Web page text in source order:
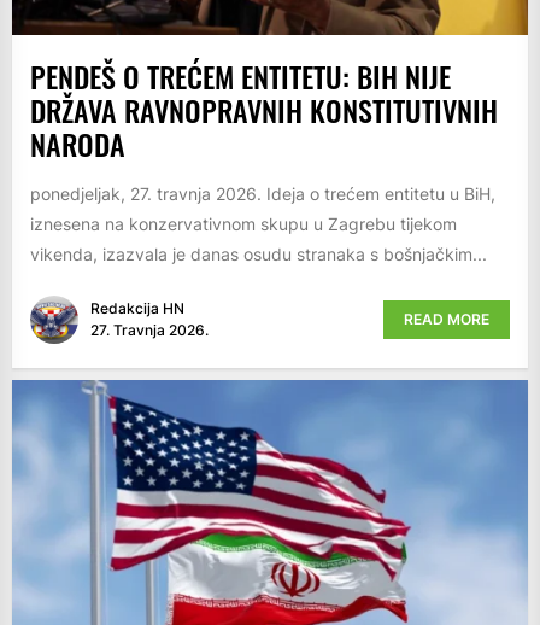
PENDEŠ O TREĆEM ENTITETU: BIH NIJE
DRŽAVA RAVNOPRAVNIH KONSTITUTIVNIH
NARODA
ponedjeljak, 27. travnja 2026. Ideja o trećem entitetu u BiH,
iznesena na konzervativnom skupu u Zagrebu tijekom
vikenda, izazvala je danas osudu stranaka s bošnjačkim...
Redakcija HN
27. Travnja 2026.
READ MORE